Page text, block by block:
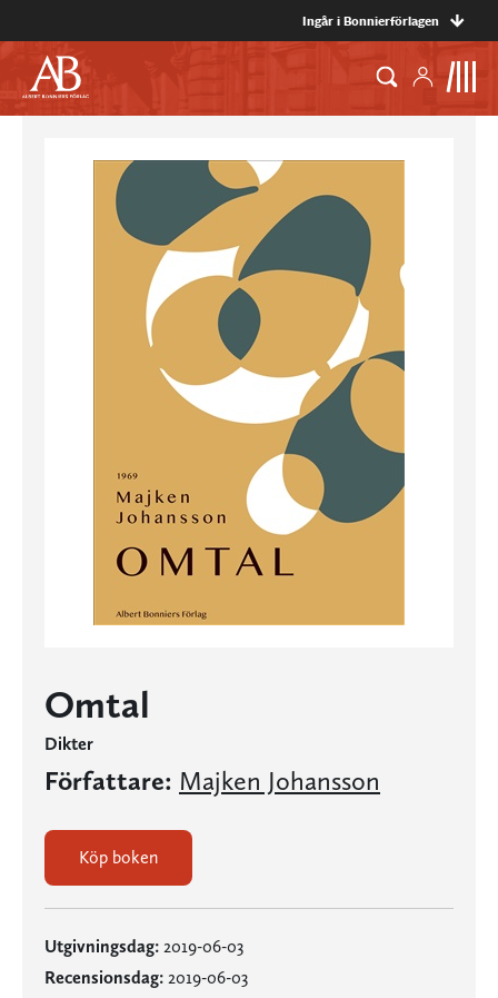
Ingår i Bonnierförlagen
Omtal
Dikter
Författare: Majken Johansson
Köp boken
Utgivningsdag: 2019-06-03
Recensionsdag: 2019-06-03